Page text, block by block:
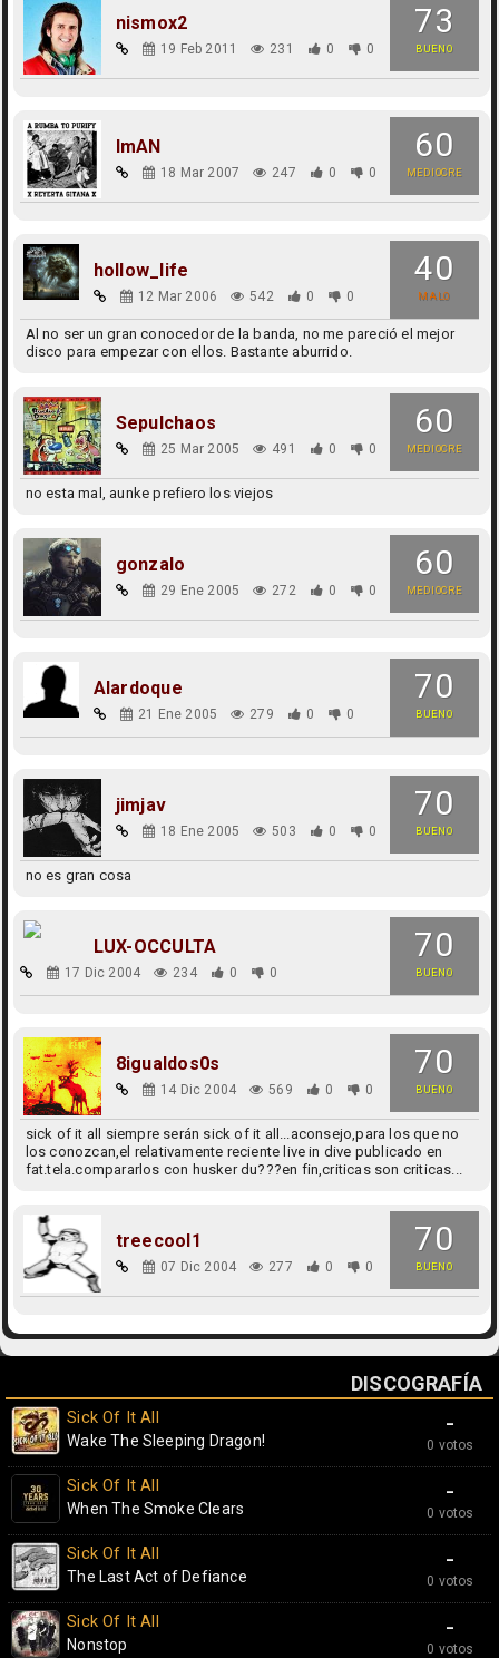
73
BUENO
nismox2
19 Feb 2011 231 0 0
60
MEDIOCRE
ImAN
18 Mar 2007 247 0 0
40
MALO
hollow_life
12 Mar 2006 542 0 0
Al no ser un gran conocedor de la banda, no me pareció el mejor
disco para empezar con ellos. Bastante aburrido.
60
MEDIOCRE
Sepulchaos
25 Mar 2005 491 0 0
no esta mal, aunke prefiero los viejos
60
MEDIOCRE
gonzalo
29 Ene 2005 272 0 0
70
BUENO
Alardoque
21 Ene 2005 279 0 0
70
BUENO
jimjav
18 Ene 2005 503 0 0
no es gran cosa
70
BUENO
LUX-OCCULTA
17 Dic 2004 234 0 0
70
BUENO
8igualdos0s
14 Dic 2004 569 0 0
sick of it all siempre serán sick of it all...aconsejo,para los que no
los conozcan,el relativamente reciente live in dive publicado en
fat.tela.compararlos con husker du???en fin,criticas son criticas...
70
BUENO
treecool1
07 Dic 2004 277 0 0
DISCOGRAFÍA
-
0 votos
Sick Of It All
Wake The Sleeping Dragon!
-
0 votos
Sick Of It All
When The Smoke Clears
-
0 votos
Sick Of It All
The Last Act of Defiance
-
0 votos
Sick Of It All
Nonstop